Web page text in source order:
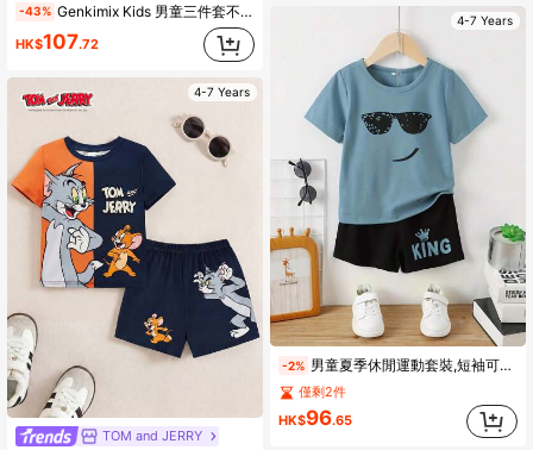
-43% Genkimix Kids 男童三件套不对称背心+条纹衬衫+宽松直筒裤套装，酷炫时尚男童秋季套装
HK$107.72
4-7 Years
TOM and JERRY
4-7 Years
-2% 男童夏季休閒運動套裝,短袖可愛卡通印花t恤和短褲
僅剩2件
HK$96.65